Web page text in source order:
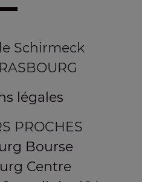
Schirmeck
légales
PROCHES
Bourse
Centre